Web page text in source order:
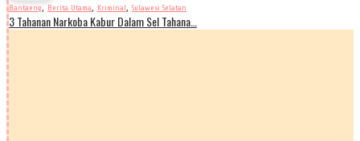
Bantaeng, Berita Utama, Kriminal, Sulawesi Selatan
3 Tahanan Narkoba Kabur Dalam Sel Tahana…